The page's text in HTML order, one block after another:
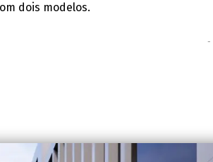
dois modelos.
-